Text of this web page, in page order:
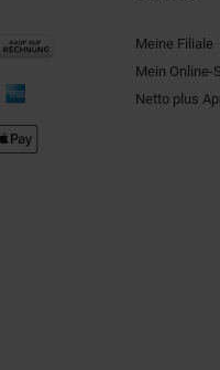
Meine Filiale
Mein Online-
Netto plus